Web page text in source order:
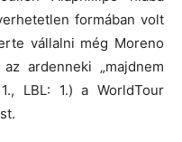
formában volt
vállalni még Moreno
ardenneki „majdnem
LBL: 1.) a WorldTour